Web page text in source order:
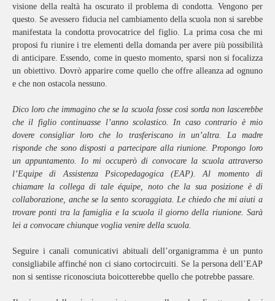
visione della realtà ha oscurato il problema di condotta. Vengono per
questo. Se avessero fiducia nel cambiamento della scuola non si sarebbe
manifestata la condotta provocatrice del figlio. La prima cosa che mi
proposi fu riunire i tre elementi della domanda per avere più possibilità
di anticipare. Essendo, come in questo momento, sparsi non si focalizza
un obiettivo. Dovrò apparire come quello che offre alleanza ad ognuno
e che non ostacola nessuno.
Dico loro che immagino che se la scuola fosse così sorda non lascerebbe
che il figlio continuasse l’anno scolastico. In caso contrario è mio
dovere consigliar loro che lo trasferiscano in un’altra. La madre
risponde che sono disposti a partecipare alla riunione. Propongo loro
un appuntamento. Io mi occuperò di convocare la scuola attraverso
l’Equipe di Assistenza Psicopedagogica (EAP). Al momento di
chiamare la collega di tale équipe, noto che la sua posizione è di
collaborazione, anche se la sento scoraggiata. Le chiedo che mi aiuti a
trovare ponti tra la famiglia e la scuola il giorno della riunione. Sarà
lei a convocare chiunque voglia venire della scuola.
Seguire i canali comunicativi abituali dell’organigramma è un punto
consigliabile affinché non ci siano cortocircuiti. Se la persona dell’EAP
non si sentisse riconosciuta boicotterebbe quello che potrebbe passare.